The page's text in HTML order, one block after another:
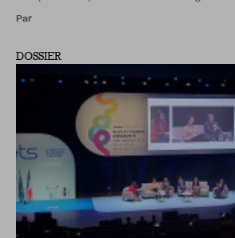
Par
DOSSIER